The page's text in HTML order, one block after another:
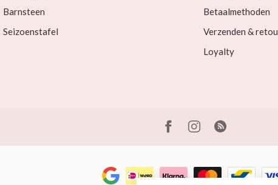
Barnsteen
Seizoenstafel
Betaalmethoden
Verzenden &
Loyalty